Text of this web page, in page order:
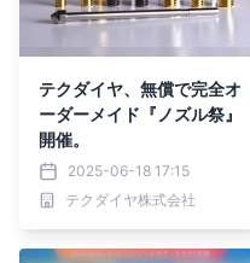
テクダイヤ、無償で完全オ
ーダーメイド『ノズル祭』
開催。
2025-06-18 17:15
テクダイヤ株式会社